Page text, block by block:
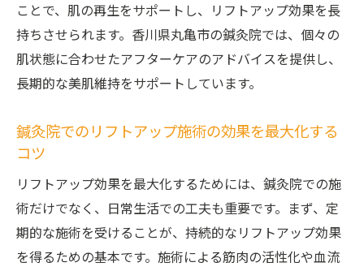
ことで、肌の再生をサポートし、リフトアップ効果を長
持ちさせられます。香川県丸亀市の鍼灸院では、個々の
肌状態に合わせたアフターケアのアドバイスを提供し、
長期的な美肌維持をサポートしています。
鍼灸院でのリフトアップ施術の効果を最大化する
コツ
リフトアップ効果を最大化するためには、鍼灸院での施
術だけでなく、日常生活での工夫も重要です。まず、定
期的な施術を受けることが、持続的なリフトアップ効果
を得るための基本です。施術による筋肉の活性化や血流